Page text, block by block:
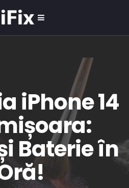
iPhone 14
Baterie în